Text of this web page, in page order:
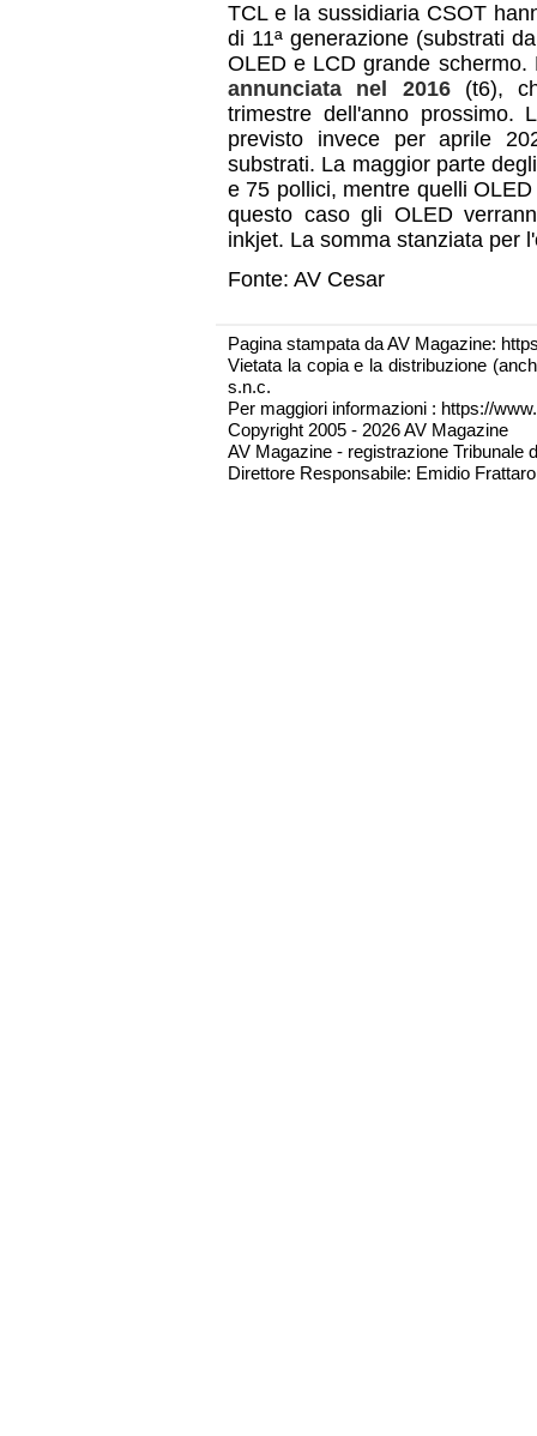
TCL e la sussidiaria CSOT
di 11ª generazione (substrati
OLED e LCD grande
annunciata nel 2016(t6),
trimestre dell'anno prossimo.
previsto invece per aprile
substrati. La maggior parte
e 75 pollici, mentre quelli
questo caso gli OLED
inkjet. La somma stanziata per
Fonte: AV Cesar
Pagina stampata da AV Magazine:
Vietata la copia e la distribuzione
s.n.c.
Per maggiori informazioni : https://
Copyright 2005 - 2026 AV Magazine
AV Magazine - registrazione Tribunale
Direttore Responsabile: Emidio